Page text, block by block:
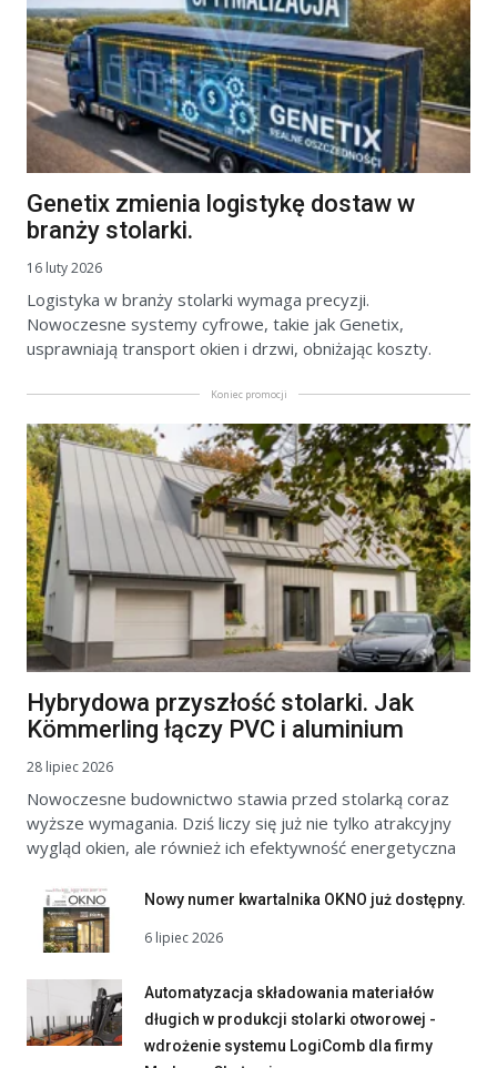
Genetix zmienia logistykę dostaw w
branży stolarki.
16 luty 2026
Logistyka w branży stolarki wymaga precyzji.
Nowoczesne systemy cyfrowe, takie jak Genetix,
usprawniają transport okien i drzwi, obniżając koszty.
Koniec promocji
Hybrydowa przyszłość stolarki. Jak
Kömmerling łączy PVC i aluminium
28 lipiec 2026
Nowoczesne budownictwo stawia przed stolarką coraz
wyższe wymagania. Dziś liczy się już nie tylko atrakcyjny
wygląd okien, ale również ich efektywność energetyczna
Nowy numer kwartalnika OKNO już dostępny.
6 lipiec 2026
Automatyzacja składowania materiałów
długich w produkcji stolarki otworowej -
wdrożenie systemu LogiComb dla firmy